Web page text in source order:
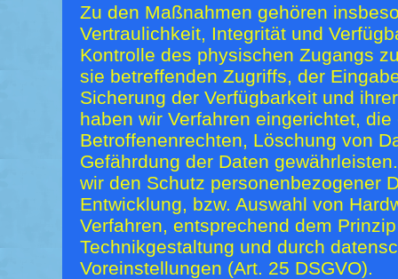
Zu den Maßnahmen gehören
Vertraulichkeit, Integrität und
Kontrolle des physischen Zugangs
sie betreffenden Zugriffs, der
Sicherung der Verfügbarkeit und
haben wir Verfahren eingerichtet,
Betroffenenrechten, Löschung von
Gefährdung der Daten
wir den Schutz personenbezogener
Entwicklung, bzw. Auswahl von
Verfahren, entsprechend dem
Technikgestaltung und durch
Voreinstellungen (Art. 25 DSGVO).